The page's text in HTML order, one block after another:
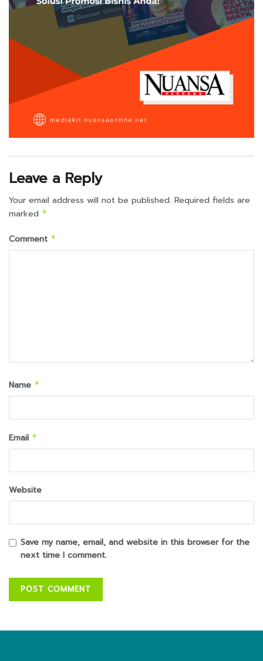
Leave a Reply
Your email address will not be published. Required fields are
marked *
Comment *
Name *
Email *
Website
Save my name, email, and website in this browser for the
next time I comment.